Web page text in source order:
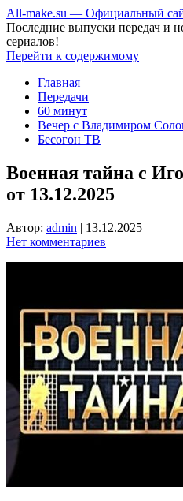
All-make.su — Официальный
Последние выпуски передач и
сериалов!
Перейти к содержимому
Главная
Передачи
60 минут
Вечер с Владимиром
Бесогон ТВ
Военная тайна с
от 13.12.2025
Автор: admin | 13.12.2025
Нет комментариев